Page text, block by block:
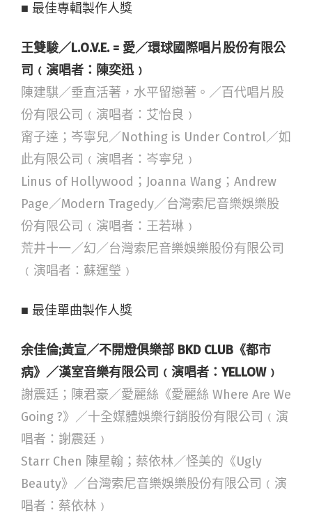
■ 最佳專輯製作人獎
王雙駿／L.O.V.E. = 愛／環球國際唱片股份有限公
司﹙演唱者：陳奕迅﹚
陳建騏／垂直活著，水平留戀著。／百代唱片股
份有限公司﹙演唱者：艾怡良﹚
甯子達；岑寧兒／Nothing is Under Control／如
此有限公司﹙演唱者：岑寧兒﹚
Linus of Hollywood；Joanna Wang；Andrew
Page／Modern Tragedy／台灣索尼音樂娛樂股
份有限公司﹙演唱者：王若琳﹚
荒井十一／幻／台灣索尼音樂娛樂股份有限公司
﹙演唱者：蘇運瑩﹚
■ 最佳單曲製作人獎
余佳倫;黃宣／不開燈俱樂部 BKD CLUB《都市
病》／漢室音樂有限公司﹙演唱者：YELLOW﹚
謝震廷；陳君豪／愛麗絲《愛麗絲 Where Are We
Going ?》／十全媒體娛樂行銷股份有限公司﹙演
唱者：謝震廷﹚
Starr Chen 陳星翰；蔡依林／怪美的《Ugly
Beauty》／台灣索尼音樂娛樂股份有限公司﹙演
唱者：蔡依林﹚